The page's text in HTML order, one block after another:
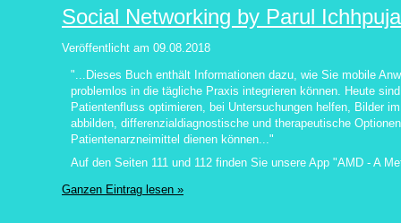
Social Networking by Parul
Veröffentlicht am 09.08.2018
"...Dieses Buch enthält Informationen dazu, wie Sie mobile
problemlos in die tägliche Praxis integrieren können. Heute
Patientenfluss optimieren, bei Untersuchungen helfen, Bilder
abbilden, differenzialdiagnostische und therapeutische
Patientenarzneimittel dienen können..."
Auf den Seiten 111 und 112 finden Sie unsere App "AMD - A
Ganzen Eintrag lesen »